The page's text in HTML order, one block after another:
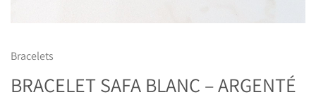
Bracelets
BRACELET SAFA BLANC – ARGENTÉ